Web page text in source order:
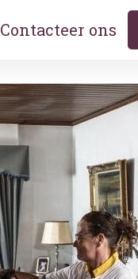
Contacteer ons